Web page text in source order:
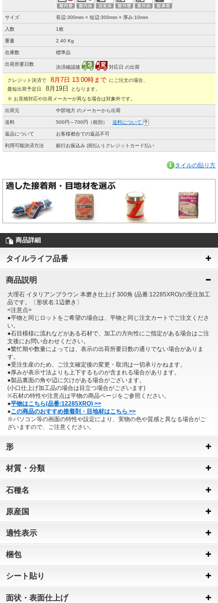
サイズ 長辺:300mm × 短辺:300mm × 厚み:10mm
入数 1枚
重量 2.40 Kg
在庫数 標準品
出荷所要日数
決済確認後 対応日 の出荷
クレジット決済で 8月7日 13:00時まで にご注文の場合、
最短出荷予定日
8月19日
となります。
※ お見積対応や出荷メーカーが異なる場合は対象外です。
出荷元 中部地方 のメーカーから出荷
送料 500円～700円（税別） 送料について
返品について お客様都合での返品不可
利用可能決済方法 銀行お振込み (前払い) クレジットカード払い
タイルの貼り方
商品詳細
タイルライフ品番
商品説明
大理石 イタリアンブラウン 本磨き仕上げ 300角 (品番:12285XRO)の受注加工
品です。〔形状名:1辺磨き〕
<注意点>
●平物と同じロットをご希望の場合は、平物と同じ注文カートでご注文くださ
い。
●石目模様に流れなどがある石材で、加工の方向性にご指定がある場合はご注
文後にお問い合わせください。
●繁忙期や数量によっては、表示の出荷所要日数の通りでない場合がありま
す。
●受注生産のため、ご注文確定後の変更・取消は一切承りかねます。
●厚みが表示寸法よりも上下するものが含まれる場合があります。
●製品裏面の角や辺に欠けがある場合がございます。
(小口仕上げ加工品の場合は目立つ場合がございます)
※石材の特性や注意点は平物の商品ページをご参照ください。
●平物はこちら(品番:12285XRO) >>
●この商品のおすすめ接着剤・目地材はこちら >>
※パソコン等の画面の特性や設定により、実物の色や質感と異なる場合がご
ざいますので、ご注意ください。
形
材質・分類
石種名
原産国
適性表示
梱包
シート貼り
面状・表面仕上げ